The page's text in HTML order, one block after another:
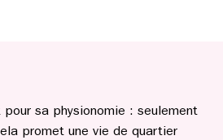
sa physionomie : seulement
promet une vie de quartier